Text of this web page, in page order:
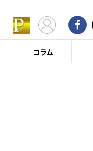
コラム